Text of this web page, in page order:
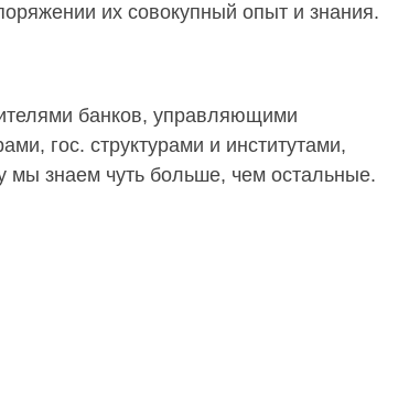
их совокупный опыт и знания.
банков, управляющими
гос. структурами и институтами,
мы знаем чуть больше, чем остальные.